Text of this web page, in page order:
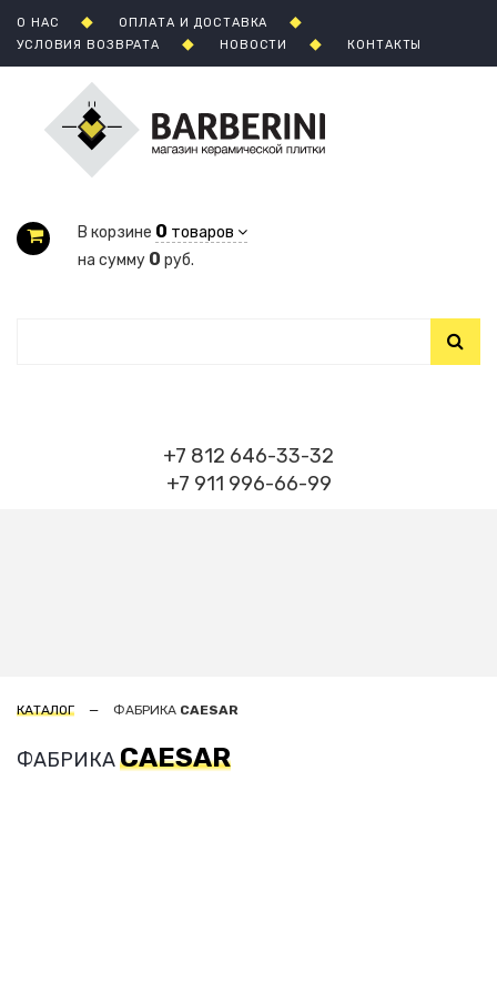
О НАС
ОПЛАТА И ДОСТАВКА
УСЛОВИЯ ВОЗВРАТА
НОВОСТИ КОНТАКТЫ
В корзине 0 товаров
на сумму 0 руб.
+7 812 646-33-32
+7 911 996-66-99
КАТАЛОГ ФАБРИКА CAESAR
ФАБРИКАCAESAR